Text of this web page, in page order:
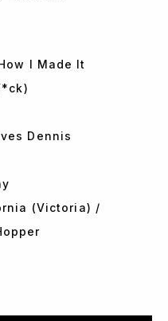
I Made It
Dennis
(Victoria) /